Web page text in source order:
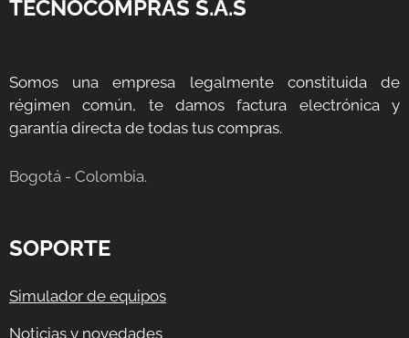
TECNOCOMPRAS S.A.S
Somos una empresa legalmente constituida de
régimen común, te damos factura electrónica y
garantía directa de todas tus compras.
Bogotá - Colombia.
SOPORTE
Simulador de equipos
Noticias y novedades